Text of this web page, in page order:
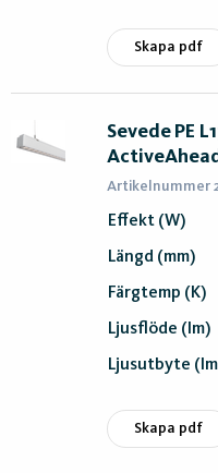
Skapa pdf
Sevede PE
Artikelnummer
Effekt (W)
Längd (mm)
Färgtemp (K)
Ljusflöde (lm)
Ljusutbyte
Skapa pdf